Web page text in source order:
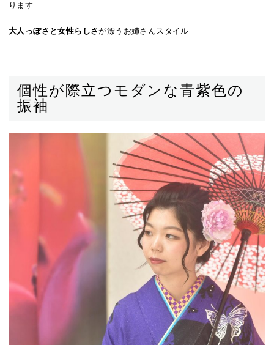
ります
大人っぽさと女性らしさが漂うお姉さんスタイル
個性が際立つモダンな青紫色の
振袖